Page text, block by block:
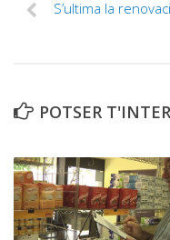
S’ultima la
POTSER